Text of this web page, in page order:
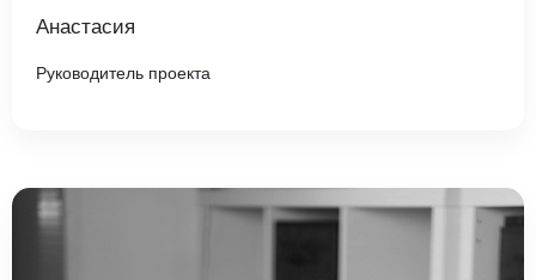
Анастасия
Руководитель проекта